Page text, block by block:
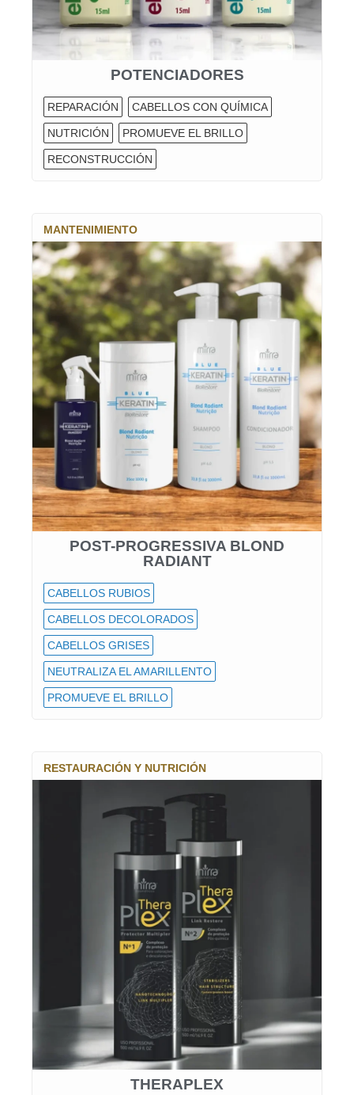
POTENCIADORES
REPARACIÓN CABELLOS CON QUÍMICA
NUTRICIÓN PROMUEVE EL BRILLO
RECONSTRUCCIÓN
MANTENIMIENTO
POST-PROGRESSIVA BLOND
RADIANT
CABELLOS RUBIOS
CABELLOS DECOLORADOS
CABELLOS GRISES
NEUTRALIZA EL AMARILLENTO
PROMUEVE EL BRILLO
RESTAURACIÓN Y NUTRICIÓN
THERAPLEX